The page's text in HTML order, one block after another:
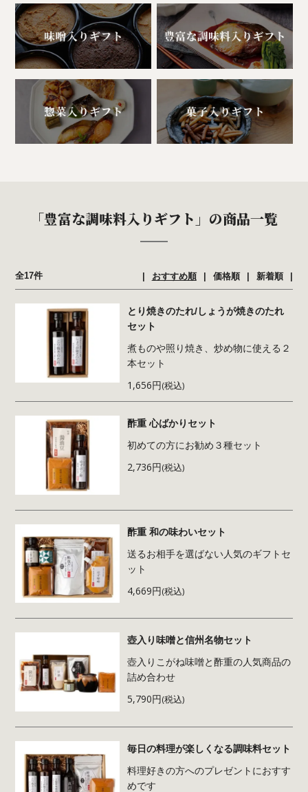
「豊富な調味料入りギフト」の商品一覧
全17件 おすすめ順 価格順 新着順
とり焼きのたれ/しょうが焼きのたれ
セット
煮ものや照り焼き、炒め物に使える２
本セット
1,656円(税込)
酢重 心ばかりセット
初めての方にお勧め３種セット
2,736円(税込)
酢重 和の味わいセット
送るお相手を選ばない人気のギフトセ
ット
4,669円(税込)
壺入り味噌と信州名物セット
壺入りこがね味噌と酢重の人気商品の
詰め合わせ
5,790円(税込)
毎日の料理が楽しくなる調味料セット
料理好きの方へのプレゼントにおすす
めです